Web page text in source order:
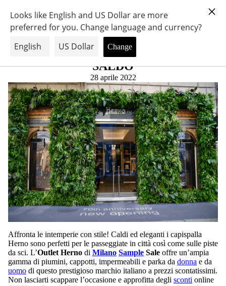
COME PARTECIPARE
SEDI
CONTATTI
CARRELLO
LOGIN — LOGOUT
LINGUA IT
VAI ALLO SHOP
PRENOTA PRIVATE SALE
info@milanosamplesale.com
HERNO OUTLET - PIUMINI,
CAPPOTTI E IMPERMEABILI IN
SALDO
28 aprile 2022
Affronta le intemperie con stile! Caldi ed eleganti i capispalla
Herno sono perfetti per le passeggiate in città così come sulle piste
da sci. L’Outlet Herno di Milano Sample Sale offre un’ampia
gamma di piumini, cappotti, impermeabili e parka da donna e da
uomo di questo prestigioso marchio italiano a prezzi scontatissimi.
Non lasciarti scappare l’occasione e approfitta degli sconti online